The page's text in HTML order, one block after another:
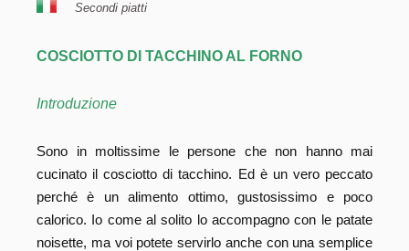
Secondi piatti
COSCIOTTO DI TACCHINO AL FORNO
Introduzione
Sono in moltissime le persone che non hanno mai
cucinato il cosciotto di tacchino. Ed è un vero peccato
perché è un alimento ottimo, gustosissimo e poco
calorico. Io come al solito lo accompagno con le patate
noisette, ma voi potete servirlo anche con una semplice